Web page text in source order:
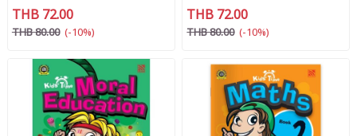
THB 72.00
THB 80.00 (-10%)
THB 72.00
THB 80.00 (-10%)